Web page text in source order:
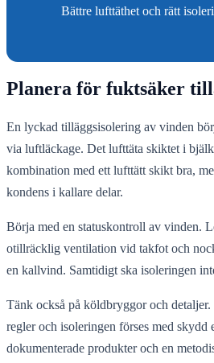
Bättre lufttäthet och rätt
Planera för fuktsäker
En lyckad tilläggsisolering av vinden
via luftläckage. Det lufttäta skiktet i
kombination med ett lufttätt skikt bra,
kondens i kallare delar.
Börja med en statuskontroll av vinden.
otillräcklig ventilation vid takfot och
en kallvind. Samtidigt ska isoleringen
Tänk också på köldbryggor och
regler och isoleringen förses med
dokumenterade produkter och en